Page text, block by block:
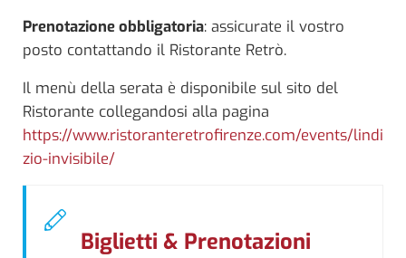
Prenotazione obbligatoria: assicurate il vostro
posto contattando il Ristorante Retrò.
Il menù della serata è disponibile sul sito del
Ristorante collegandosi alla pagina
https://www.ristoranteretrofirenze.com/events/lindi
zio-invisibile/
Biglietti & Prenotazioni